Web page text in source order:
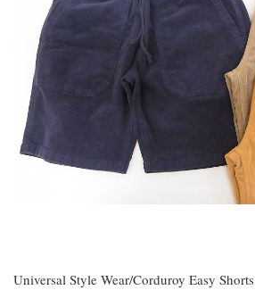
Universal Style Wear/Corduroy Easy Shorts